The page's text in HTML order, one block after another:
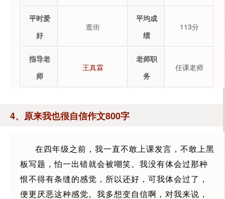
平时爱
好
逛街
平均成
绩
113分
指导老
师
王真霖
老师职
务
任课老师
4、原来我也很自信作文800字
在四年级之前，我一直不敢上课发言，不敢上黑
板写题，怕一出错就会被嘲笑。我没有体会过那种
恨不得有条缝的感觉，所以还好，可我体会过了，
便更厌恶这种感觉。我多想变自信啊，对我来说，